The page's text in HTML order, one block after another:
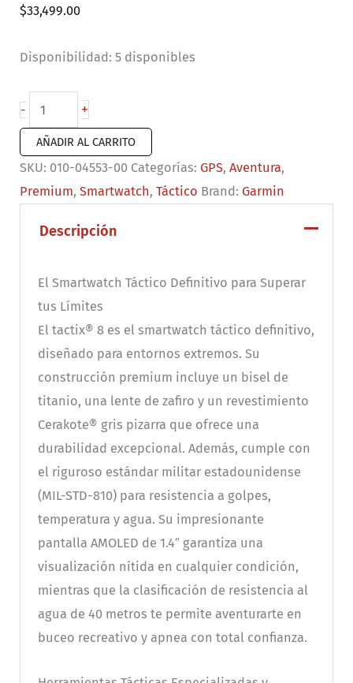
$33,499.00
Disponibilidad: 5 disponibles
-
Garmin
tactix®
-
51
gris
cantidad
+
AÑADIR AL CARRITO
SKU: 010-04553-00 Categorías: GPS,Aventura,
Premium,Smartwatch,Táctico Brand: Garmin
Descripción
El Smartwatch Táctico Definitivo para Superar
tus Límites
El tactix® 8 es el smartwatch táctico definitivo,
diseñado para entornos extremos. Su
construcción premium incluye un bisel de
titanio, una lente de zafiro y un revestimiento
Cerakote® gris pizarra que ofrece una
durabilidad excepcional. Además, cumple con
el riguroso estándar militar estadounidense
(MIL-STD-810) para resistencia a golpes,
temperatura y agua. Su impresionante
pantalla AMOLED de 1.4″ garantiza una
visualización nítida en cualquier condición,
mientras que la clasificación de resistencia al
agua de 40 metros te permite aventurarte en
buceo recreativo y apnea con total confianza.